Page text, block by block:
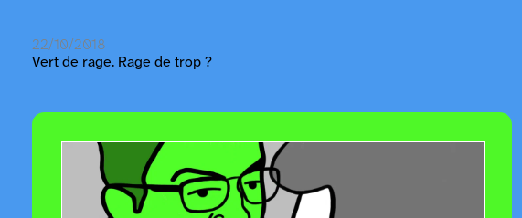
22/10/2018
Vert de rage. Rage de trop ?